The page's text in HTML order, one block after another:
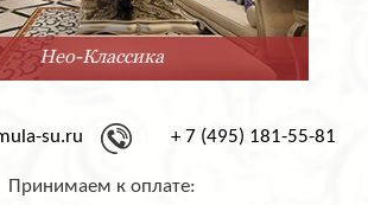
Нео-Классика
su.ru + 7 (495) 181-55-81
Принимаем к оплате: